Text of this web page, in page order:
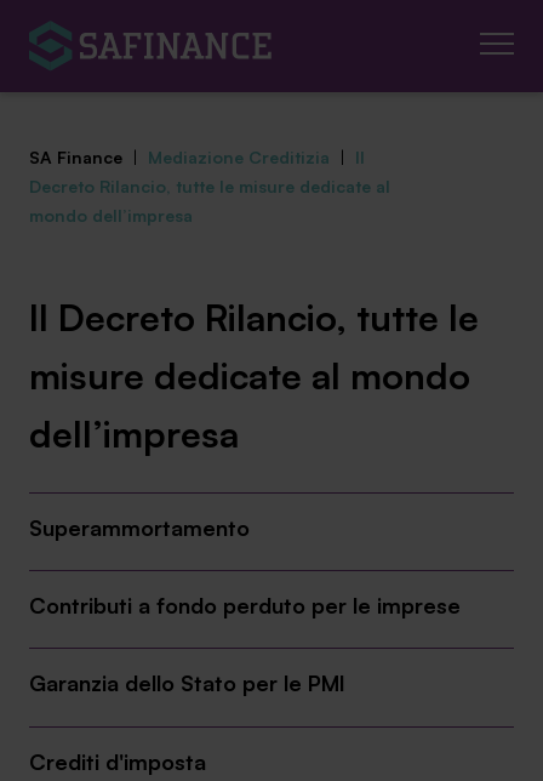
Finanza Agevolata
Centro studi
News ed eventi
Ambassador
Lavora con noi
SA Finance | Mediazione Creditizia | Il
Decreto Rilancio, tutte le misure dedicate al
mondo dell’impresa
Il Decreto Rilancio, tutte le
misure dedicate al mondo
dell’impresa
Superammortamento
Contributi a fondo perduto per le imprese
Garanzia dello Stato per le PMI
Crediti d'imposta